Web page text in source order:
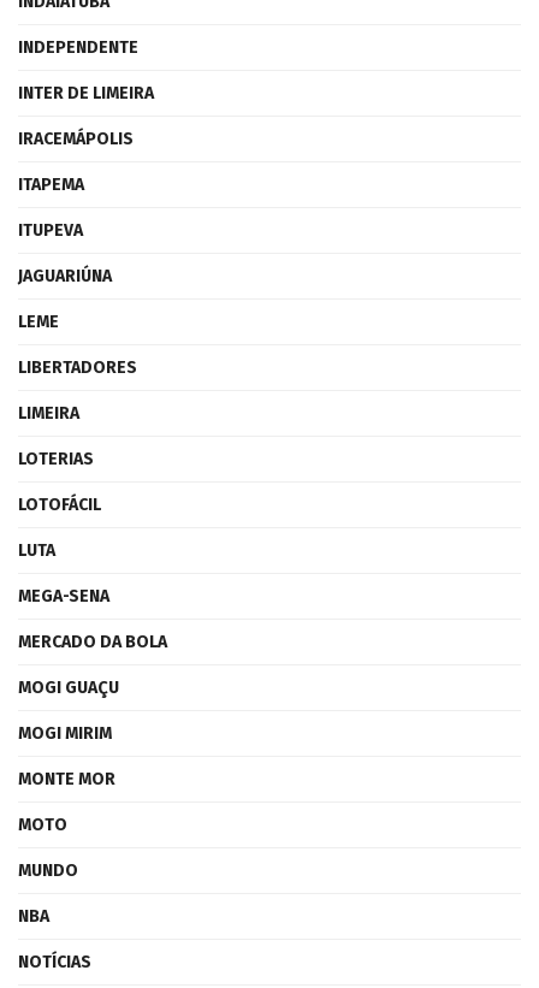
INDEPENDENTE
INTER DE LIMEIRA
IRACEMÁPOLIS
ITAPEMA
ITUPEVA
JAGUARIÚNA
LEME
LIBERTADORES
LIMEIRA
LOTERIAS
LOTOFÁCIL
LUTA
MEGA-SENA
MERCADO DA BOLA
MOGI GUAÇU
MOGI MIRIM
MONTE MOR
MOTO
MUNDO
NBA
NOTÍCIAS